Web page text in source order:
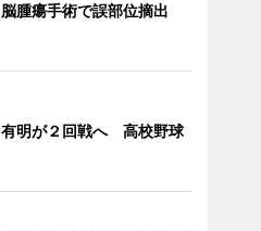
脳腫瘍手術で誤部位摘出
有明が２回戦へ 高校野球